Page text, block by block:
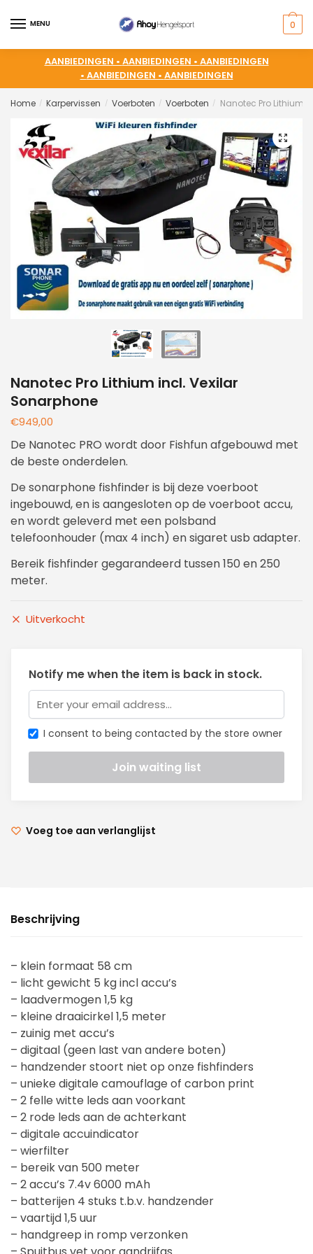
MENU 0
AANBIEDINGEN • AANBIEDINGEN • AANBIEDINGEN
• AANBIEDINGEN • AANBIEDINGEN
Home / Karpervissen / Voerboten / Voerboten / Nanotec Pro Lithium
🔍
Nanotec Pro Lithium incl. Vexilar
Sonarphone
€949,00
De Nanotec PRO wordt door Fishfun afgebouwd met
de beste onderdelen.
De sonarphone fishfinder is bij deze voerboot
ingebouwd, en is aangesloten op de voerboot accu,
en wordt geleverd met een polsband
telefoonhouder (max 4 inch) en sigaret usb adapter.
Bereik fishfinder gegarandeerd tussen 150 en 250
meter.
Uitverkocht
Notify me when the item is back in stock.
I consent to being contacted by the store owner
Voeg toe aan verlanglijst
Beschrijving
– klein formaat 58 cm
– licht gewicht 5 kg incl accu’s
– laadvermogen 1,5 kg
– kleine draaicirkel 1,5 meter
– zuinig met accu’s
– digitaal (geen last van andere boten)
– handzender stoort niet op onze fishfinders
– unieke digitale camouflage of carbon print
– 2 felle witte leds aan voorkant
– 2 rode leds aan de achterkant
– digitale accuindicator
– wierfilter
– bereik van 500 meter
– 2 accu’s 7.4v 6000 mAh
– batterijen 4 stuks t.b.v. handzender
– vaartijd 1,5 uur
– handgreep in romp verzonken